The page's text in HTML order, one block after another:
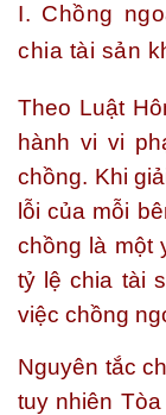
I. Chồng
chia tài sản
Theo Luật
hành vi vi
chồng. Khi
lỗi của mỗi
chồng là một
tỷ lệ chia tài
việc chồng
Nguyên tắc
tuy nhiên